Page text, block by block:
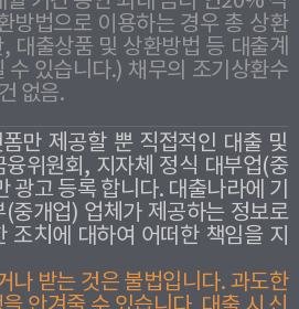
방법으로 이용하는 경우 총 상환
대출상품 및 상환방법 등 대출계
수 있습니다.) 채무의 조기상환수
없음.
만 제공할 뿐 직접적인 대출 및
위원회, 지자체 정식 대부업(중
광고 등록 합니다. 대출나라에 기
중개업) 업체가 제공하는 정보로
조치에 대하여 어떠한 책임을 지
나 받는 것은 불법입니다. 과도한